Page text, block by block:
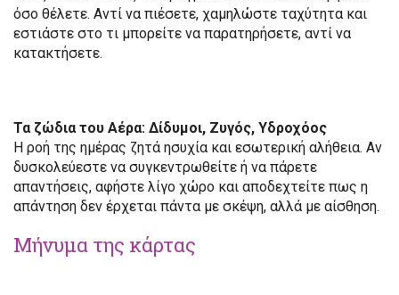
όσο θέλετε. Αντί να πιέσετε, χαμηλώστε ταχύτητα και
εστιάστε στο τι μπορείτε να παρατηρήσετε, αντί να
κατακτήσετε.
Τα ζώδια του Αέρα: Δίδυμοι, Ζυγός, Υδροχόος
Η ροή της ημέρας ζητά ησυχία και εσωτερική αλήθεια. Αν
δυσκολεύεστε να συγκεντρωθείτε ή να πάρετε
απαντήσεις, αφήστε λίγο χώρο και αποδεχτείτε πως η
απάντηση δεν έρχεται πάντα με σκέψη, αλλά με αίσθηση.
Μήνυμα της κάρτας